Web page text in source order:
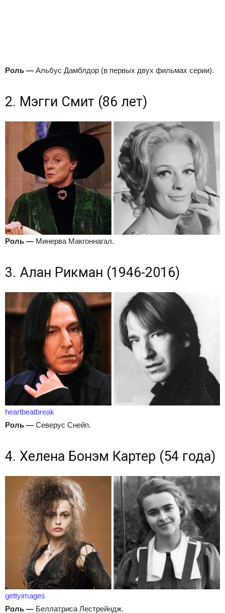
Роль — Альбус Дамблдор (в первых двух фильмах серии).
2. Мэгги Смит (86 лет)
Роль — Минерва Макгоннагал.
3. Алан Рикман (1946-2016)
heartbeatbreak
Роль — Северус Снейп.
4. Хелена Бонэм Картер (54 года)
gettyimages
Роль — Беллатриса Лестрейндж.